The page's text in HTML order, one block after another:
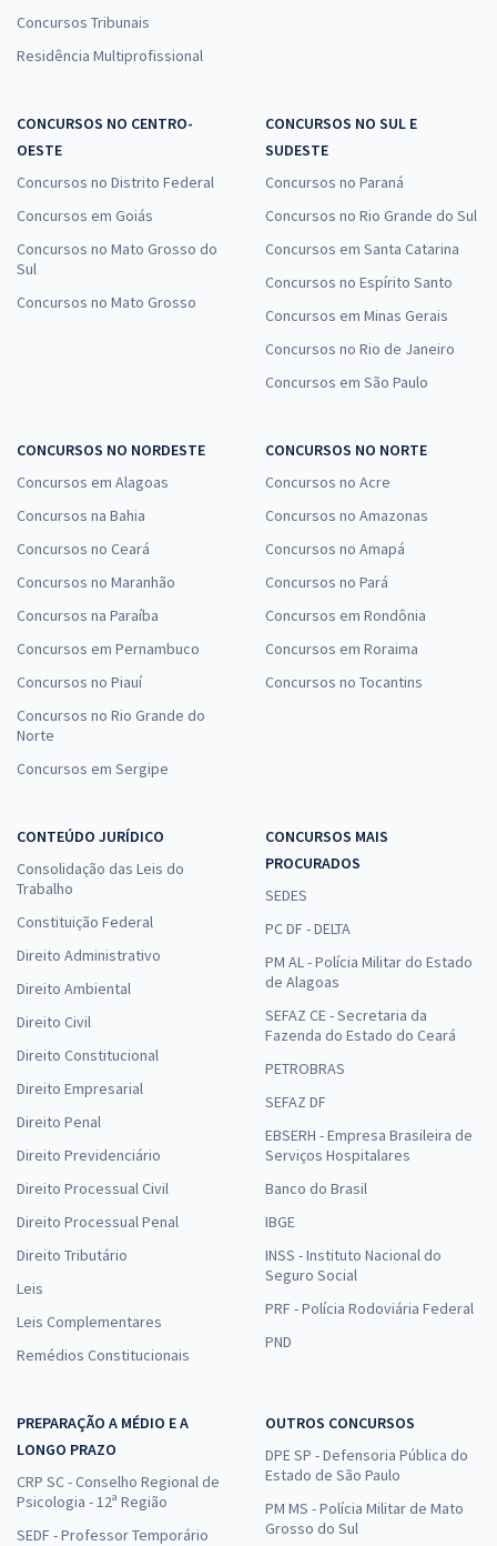
Concursos Tribunais
Residência Multiprofissional
CONCURSOS NO CENTRO-
OESTE
Concursos no Distrito Federal
Concursos em Goiás
Concursos no Mato Grosso do
Sul
Concursos no Mato Grosso
CONCURSOS NO SUL E
SUDESTE
Concursos no Paraná
Concursos no Rio Grande do Sul
Concursos em Santa Catarina
Concursos no Espírito Santo
Concursos em Minas Gerais
Concursos no Rio de Janeiro
Concursos em São Paulo
CONCURSOS NO NORDESTE
Concursos em Alagoas
Concursos na Bahia
Concursos no Ceará
Concursos no Maranhão
Concursos na Paraíba
Concursos em Pernambuco
Concursos no Piauí
Concursos no Rio Grande do
Norte
Concursos em Sergipe
CONCURSOS NO NORTE
Concursos no Acre
Concursos no Amazonas
Concursos no Amapá
Concursos no Pará
Concursos em Rondônia
Concursos em Roraima
Concursos no Tocantins
CONTEÚDO JURÍDICO
Consolidação das Leis do
Trabalho
Constituição Federal
Direito Administrativo
Direito Ambiental
Direito Civil
Direito Constitucional
Direito Empresarial
Direito Penal
Direito Previdenciário
Direito Processual Civil
Direito Processual Penal
Direito Tributário
Leis
Leis Complementares
Remédios Constitucionais
CONCURSOS MAIS
PROCURADOS
SEDES
PC DF - DELTA
PM AL - Polícia Militar do Estado
de Alagoas
SEFAZ CE - Secretaria da
Fazenda do Estado do Ceará
PETROBRAS
SEFAZ DF
EBSERH - Empresa Brasileira de
Serviços Hospitalares
Banco do Brasil
IBGE
INSS - Instituto Nacional do
Seguro Social
PRF - Polícia Rodoviária Federal
PND
PREPARAÇÃO A MÉDIO E A
LONGO PRAZO
CRP SC - Conselho Regional de
Psicologia - 12ª Região
SEDF - Professor Temporário
OUTROS CONCURSOS
DPE SP - Defensoria Pública do
Estado de São Paulo
PM MS - Polícia Militar de Mato
Grosso do Sul